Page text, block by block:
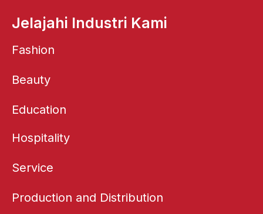
Jelajahi Industri Kami
Fashion
Beauty
Education
Hospitality
Service
Production and Distribution